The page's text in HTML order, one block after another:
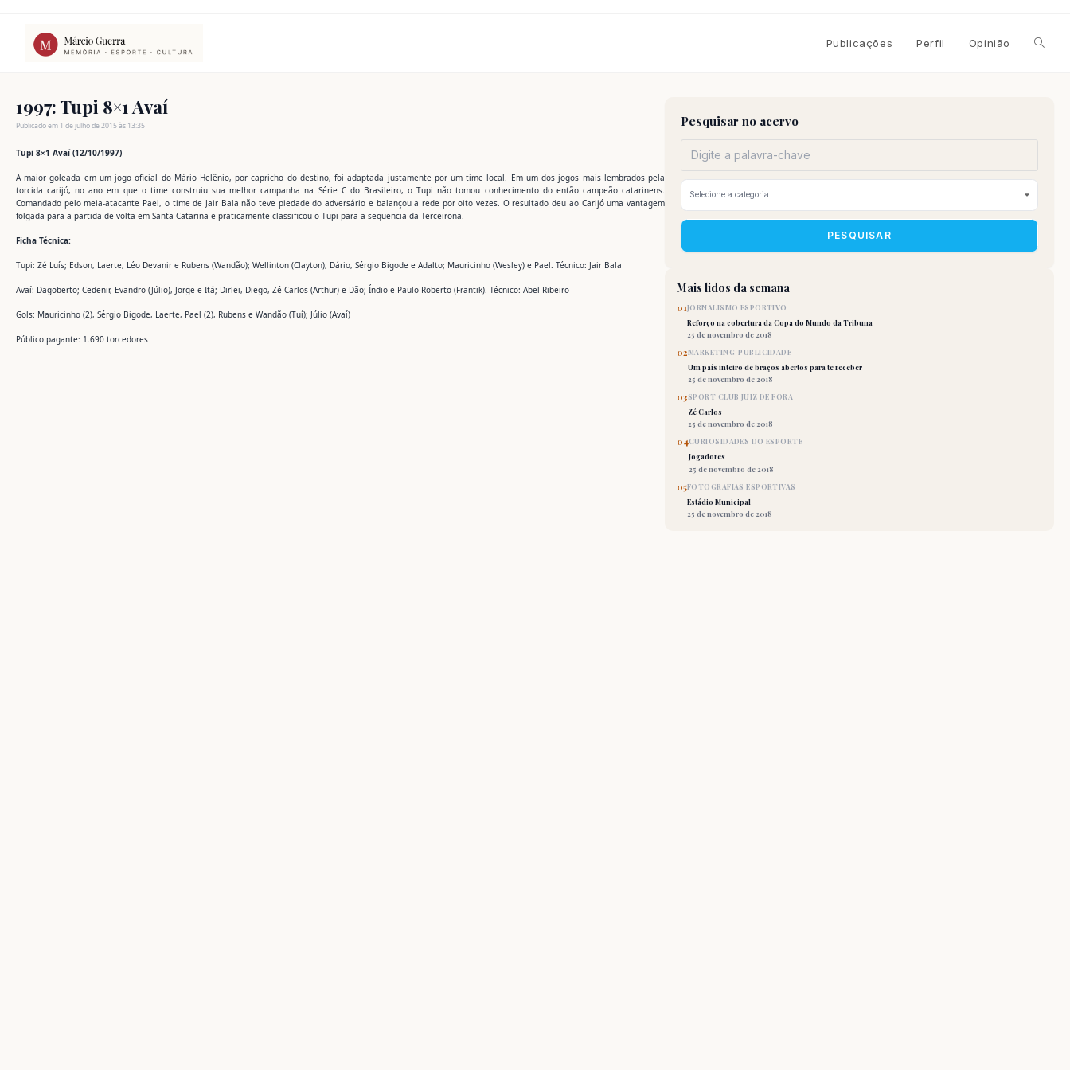
conteúdo
Publicações Perfil Opinião
site
1997: Tupi 8×1 Avaí
Publicado em 1 de julho de 2015 às 13:35
Tupi 8×1 Avaí (12/10/1997)
A maior goleada em um jogo oficial do Mário Helênio, por capricho do destino, foi adaptada justamente por um time local. Em um dos jogos mais lembrados pela
torcida carijó, no ano em que o time construiu sua melhor campanha na Série C do Brasileiro, o Tupi não tomou conhecimento do então campeão catarinens.
Comandado pelo meia-atacante Pael, o time de Jair Bala não teve piedade do adversário e balançou a rede por oito vezes. O resultado deu ao Carijó uma vantagem
folgada para a partida de volta em Santa Catarina e praticamente classificou o Tupi para a sequencia da Terceirona.
Ficha Técnica:
Tupi: Zé Luís; Edson, Laerte, Léo Devanir e Rubens (Wandão); Wellinton (Clayton), Dário, Sérgio Bigode e Adalto; Mauricinho (Wesley) e Pael. Técnico: Jair Bala
Avaí: Dagoberto; Cedenir, Evandro (Júlio), Jorge e Itá; Dirlei, Diego, Zé Carlos (Arthur) e Dão; Índio e Paulo Roberto (Frantik). Técnico: Abel Ribeiro
Gols: Mauricinho (2), Sérgio Bigode, Laerte, Pael (2), Rubens e Wandão (Tuí); Júlio (Avaí)
Público pagante: 1.690 torcedores
Pesquisar no acervo
PESQUISAR
Mais lidos da semana
01JORNALISMO ESPORTIVO
Reforço na cobertura da Copa do Mundo da Tribuna
25 de novembro de 2018
02MARKETING-PUBLICIDADE
Um país inteiro de braços abertos para te receber
25 de novembro de 2018
03SPORT CLUB JUIZ DE FORA
Zé Carlos
25 de novembro de 2018
04CURIOSIDADES DO ESPORTE
Jogadores
25 de novembro de 2018
05FOTOGRAFIAS ESPORTIVAS
Estádio Municipal
25 de novembro de 2018